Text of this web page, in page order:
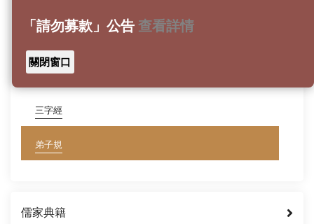
千字文
三字經
弟子規
儒家典籍
「請勿募款」公告 查看詳情
關閉窗口